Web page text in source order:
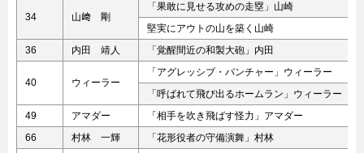
34 山﨑 剛
「果敢に見せる攻めの走塁」山崎
堅実にアウトの山を築く山崎
36
内田 靖人 「覚醒間近の和製大砲」内田
40 ウィーラー
「アグレッシブ・パンチャー」ウィーラー
「呼ばれて飛び出るホームラン」ウィーラー
49
アマダー
「相手を吹き飛ばす怪力」アマダー
66
村林 一輝 「花形役者の守備演舞」村林